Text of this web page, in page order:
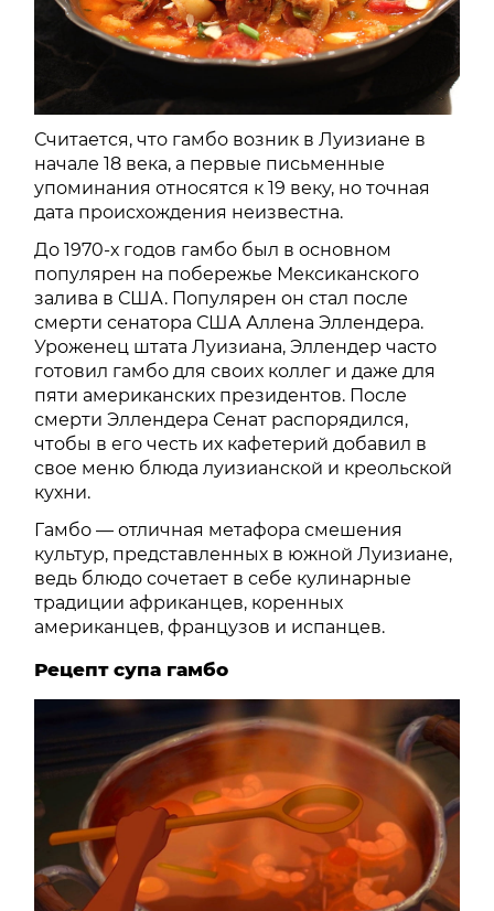
Считается, что гамбо возник в Луизиане в
начале 18 века, а первые письменные
упоминания относятся к 19 веку, но точная
дата происхождения неизвестна.
До 1970-х годов гамбо был в основном
популярен на побережье Мексиканского
залива в США. Популярен он стал после
смерти сенатора США Аллена Эллендера.
Уроженец штата Луизиана, Эллендер часто
готовил гамбо для своих коллег и даже для
пяти американских президентов. После
смерти Эллендера Сенат распорядился,
чтобы в его честь их кафетерий добавил в
свое меню блюда луизианской и креольской
кухни.
Гамбо — отличная метафора смешения
культур, представленных в южной Луизиане,
ведь блюдо сочетает в себе кулинарные
традиции африканцев, коренных
американцев, французов и испанцев.
Рецепт супа гамбо